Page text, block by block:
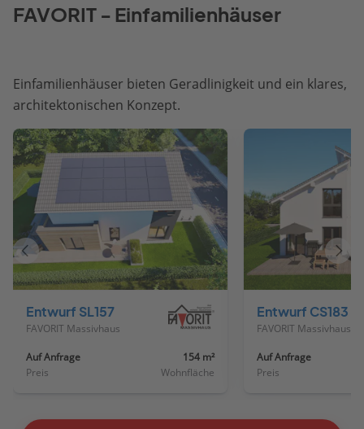
FAVORIT - Einfamilienhäuser
Einfamilienhäuser bieten Geradlinigkeit und ein klares,
architektonischen Konzept.
Entwurf SL157
FAVORIT Massivhaus
Auf Anfrage
Preis
154 m²
Wohnfläche
Entwurf CS183
FAVORIT Massivhaus
Auf Anfrage
Preis
Vorheriges
Haus